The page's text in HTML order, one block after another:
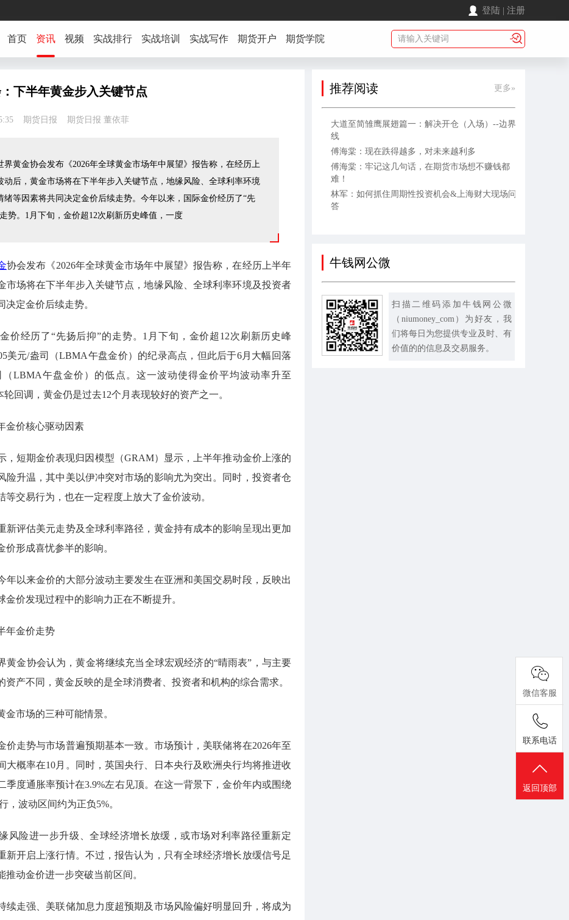
登陆 | 注册
首页 资讯 视频 实战排行 实战培训 实战写作 期货开户 期货学院
下半年黄金步入关键节点
期货日报 期货日报 董依菲
界黄金协会发布《2026年全球黄金市场年中展望》报告称，在经历上
动后，黄金市场将在下半年步入关键节点，地缘风险、全球利率环境
绪等因素将共同决定金价后续走势。今年以来，国际金价经历了“先
势。1月下旬，金价超12次刷新历史峰值，一度
协会发布《2026年全球黄金市场年中展望》报告称，在经历上半年
市场将在下半年步入关键节点，地缘风险、全球利率环境及投资者
决定金价后续走势。
价经历了“先扬后抑”的走势。1月下旬，金价超12次刷新历史峰
美元/盎司（LBMA午盘金价）的纪录高点，但此后于6月大幅回落
（LBMA午盘金价）的低点。这一波动使得金价平均波动率升至
轮回调，黄金仍是过去12个月表现较好的资产之一。
金价核心驱动因素
，短期金价表现归因模型（GRAM）显示，上半年推动金价上涨的
险升温，其中美以伊冲突对市场的影响尤为突出。同时，投资者仓
等交易行为，也在一定程度上放大了金价波动。
新评估美元走势及全球利率路径，黄金持有成本的影响呈现出更加
价形成喜忧参半的影响。
年以来金价的大部分波动主要发生在亚洲和美国交易时段，反映出
金价发现过程中的影响力正在不断提升。
年金价走势
黄金协会认为，黄金将继续充当全球宏观经济的“晴雨表”，与主要
资产不同，黄金反映的是全球消费者、投资者和机构的综合需求。
金市场的三种可能情景。
价走势与市场普遍预期基本一致。市场预计，美联储将在2026年至
大概率在10月。同时，英国央行、日本央行及欧洲央行均将推进收
季度通胀率预计在3.9%左右见顶。在这一背景下，金价年内或围绕
，波动区间约为正负5%。
风险进一步升级、全球经济增长放缓，或市场对利率路径重新定
新开启上涨行情。不过，报告认为，只有全球经济增长放缓信号足
推动金价进一步突破当前区间。
续走强、美联储加息力度超预期及市场风险偏好明显回升，将成为
推荐阅读 更多»
大道至简雏鹰展翅篇一：解决开仓（入场）--边界
线
傅海棠：现在跌得越多，对未来越利多
傅海棠：牢记这几句话，在期货市场想不赚钱都
难！
林军：如何抓住周期性投资机会&上海财大现场问
答
牛钱网公微
扫描二维码添加牛钱网公微
（niumoney_com）为好友，我
们将每日为您提供专业及时、有
价值的的信息及交易服务。
微信客服
联系电话
返回顶部